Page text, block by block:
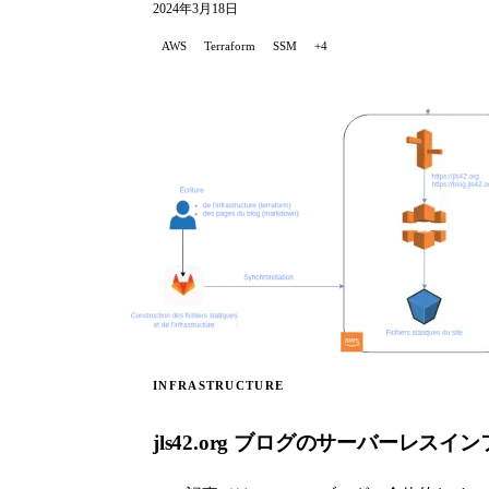
2024年3月18日
AWS Terraform SSM +4
INFRASTRUCTURE
jls42.org ブログのサーバーレスイン